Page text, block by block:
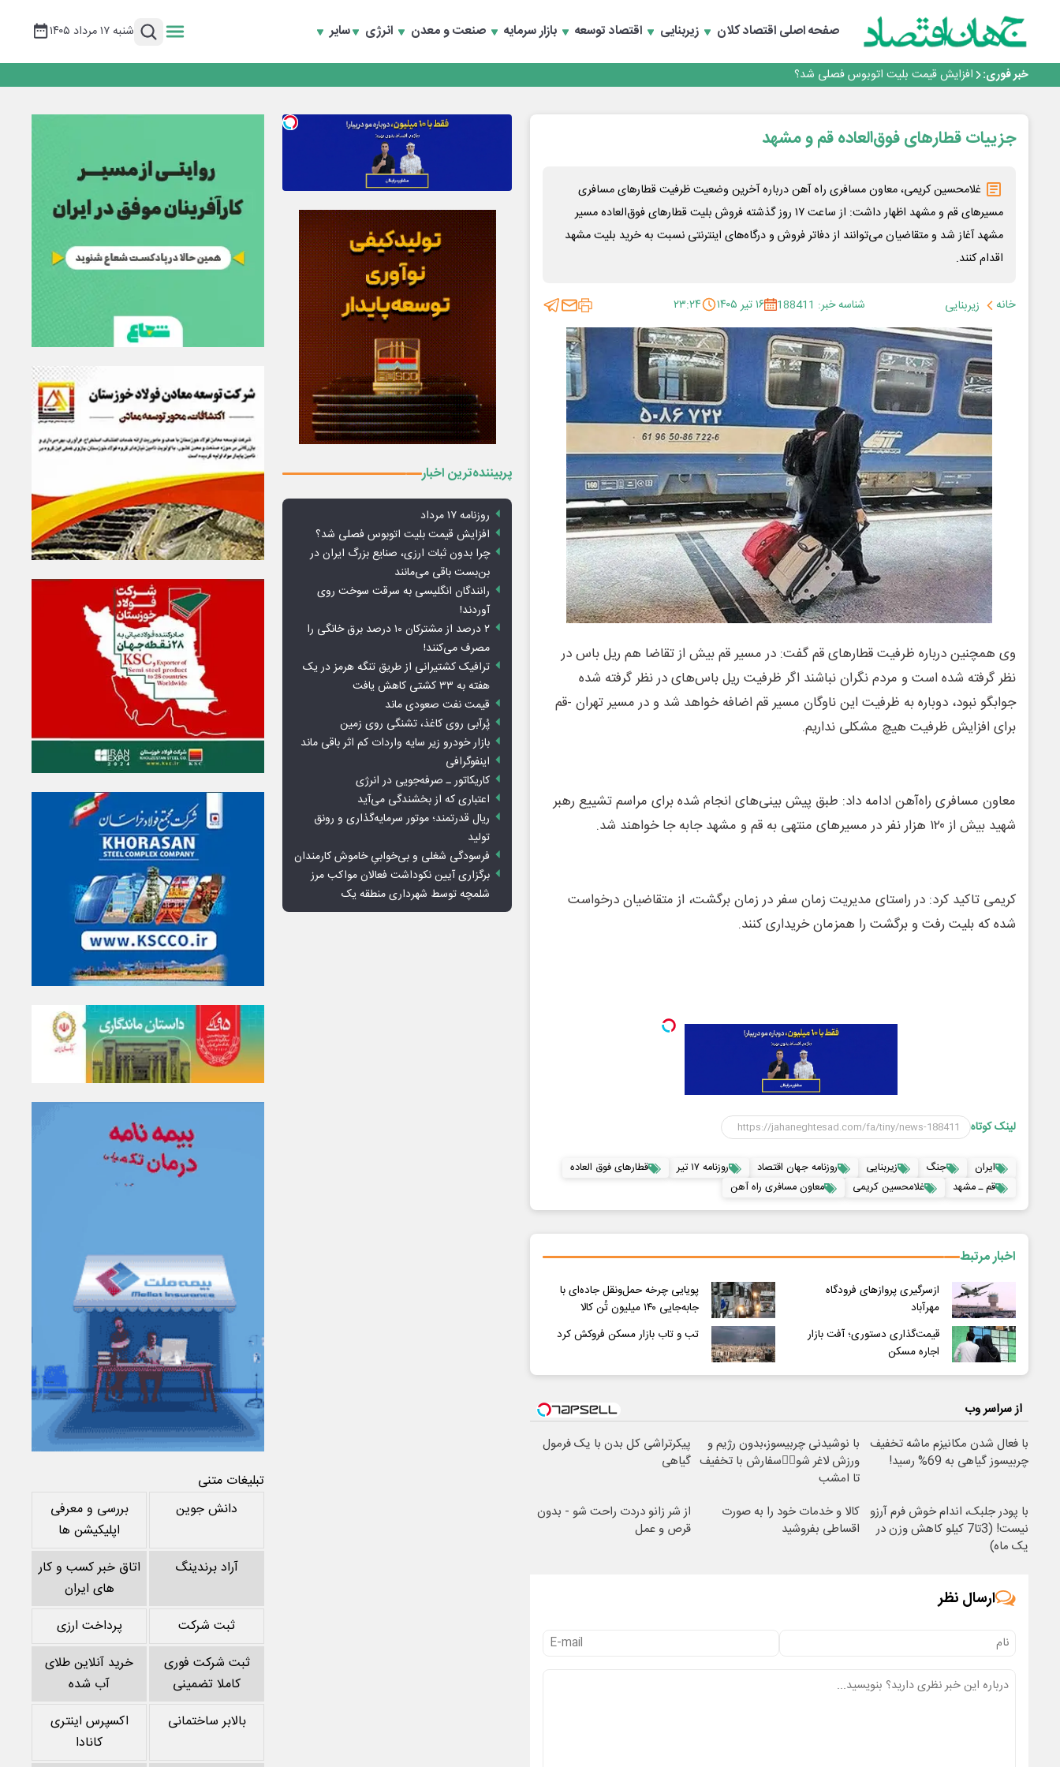
صفحه اصلیاقتصاد کلان زیربنایی اقتصاد توسعه بازار سرمایه صنعت و معدن انرژی سایر شنبه ۱۷ مرداد ۱۴۰۵
خبر فوری:
رانندگان انگلیسی به سرقت سوخت روی آوردند!
۲ درصد از مشترکان ۱۰ درصد برق خانگی را مصرف می‌کنند!
افزایش قیمت بلیت اتوبوس فصلی شد؟
چرا بدون ثبات ارزی، صنایع بزرگ ایران در بن‌بست باقی می‌مانند
رانندگان انگلیسی به سرقت سوخت روی آوردند!
۲ درصد از مشترکان ۱۰ درصد برق خانگی را مصرف می‌کنند!
روزنامه ۱۷ مرداد
جزییات قطارهای فوق‌العاده قم و مشهد
غلامحسین کریمی، معاون مسافری راه آهن درباره آخرین وضعیت ظرفیت قطارهای مسافری
مسیرهای قم و مشهد اظهار داشت: از ساعت ١٧ روز گذشته فروش بلیت قطارهای فوق‌العاده مسیر
مشهد آغاز شد و متقاضیان می‌توانند از دفاتر فروش و درگاه‌های اینترنتی نسبت به خرید بلیت مشهد
اقدام کنند.
خانه زیربنایی شناسه خبر: 188411 ۱۶ تیر ۱۴۰۵ ۲۳:۲۴
وی همچنین درباره ظرفیت قطارهای قم گفت: در مسیر قم بیش از تقاضا هم ریل باس در
نظر گرفته شده است و مردم نگران نباشند اگر ظرفیت ریل باس‌های در نظر گرفته شده
جوابگو نبود، دوباره به ظرفیت این ناوگان مسیر قم اضافه خواهد شد و در مسیر تهران -قم
برای افزایش ظرفیت هیچ مشکلی نداریم.
معاون مسافری راه‌آهن ادامه داد: طبق پیش بینی‌های انجام شده برای مراسم تشییع رهبر
شهید بیش از ١٢٠ هزار نفر در مسیرهای منتهی به قم و مشهد جابه جا خواهند شد.
کریمی تاکید کرد: در راستای مدیریت زمان سفر در زمان برگشت، از متقاضیان درخواست
شده که بلیت رفت و برگشت را همزمان خریداری کنند.
لینک کوتاه
ایران جنگ زیربنایی روزنامه جهان اقتصاد روزنامه ۱۷ تیر
قطارهای فوق العاده
قم ـ مشهد
غلامحسین کریمی معاون مسافری راه آهن
اخبار مرتبط
ازسرگیری پروازهای فرودگاه
مهرآباد
پویایی چرخه حمل‌ونقل جاده‌ای با
جابه‌جایی ۱۴۰ میلیون تُن کالا
قیمت‌گذاری دستوری؛ آفت بازار
اجاره مسکن
تب و تاب بازار مسکن فروکش کرد
از سراسر وب
با فعال شدن مکانیزم ماشه تخفیف
چربیسوز گیاهی به 69% رسید!
با نوشیدنی چربیسوز،بدون رژیم و
ورزش لاغر شو👈🏻سفارش با تخفیف
تا امشب
پیکرتراشی کل بدن با یک فرمول
گیاهی
با پودر جلبک، اندام خوش فرم آرزو
نیست! (3تا7 کیلو کاهش وزن در
یک ماه)
کالا و خدمات خود را به صورت
اقساطی بفروشید
از شر زانو دردت راحت شو - بدون
قرص و عمل
ارسال نظر
پربیننده‌ترین اخبار
روزنامه ۱۷ مرداد
افزایش قیمت بلیت اتوبوس فصلی شد؟
چرا بدون ثبات ارزی، صنایع بزرگ ایران در
بن‌بست باقی می‌مانند
رانندگان انگلیسی به سرقت سوخت روی
آوردند!
۲ درصد از مشترکان ۱۰ درصد برق خانگی را
مصرف می‌کنند!
ترافیک کشتیرانی از طریق تنگه هرمز در یک
هفته به ۳۳ کشتی کاهش یافت
قیمت نفت صعودی ماند
پُرآبی روی کاغذ، تشنگی روی زمین
بازار خودرو زیر سایه واردات کم اثر باقی ماند
اینفوگرافی
کاریکاتور ـ صرفه‌جویی در انرژی
اعتباری که از بخشندگی می‌آید
ریال قدرتمند؛ موتور سرمایه‌گذاری و رونق
تولید
فرسودگی شغلی و بی‌خوابیِ خاموش کارمندان
برگزاری آیین نکوداشت فعالان مواکب مرز
شلمچه توسط شهرداری منطقه یک
تبلیغات متنی
دانش جوین
بررسی و معرفی
اپلیکیشن ها
آراد برندینگ
اتاق خبر کسب و کار
های ایران
ثبت شرکت
پرداخت ارزی
ثبت شرکت فوری
کاملا تضمینی
خرید آنلاین طلای
آب شده
بالابر ساختمانی
اکسپرس اینتری
کانادا